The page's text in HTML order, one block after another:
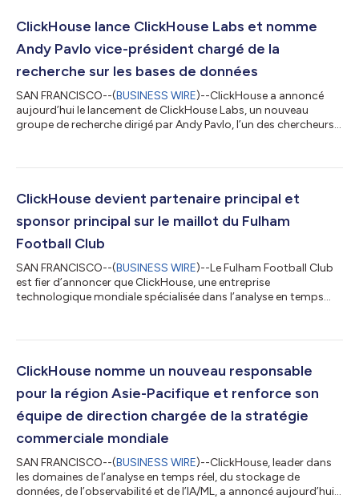
ClickHouse lance ClickHouse Labs et nomme
Andy Pavlo vice-président chargé de la
recherche sur les bases de données
SAN FRANCISCO--(BUSINESS WIRE)--ClickHouse a annoncé
aujourd’hui le lancement de ClickHouse Labs, un nouveau
groupe de recherche dirigé par Andy Pavlo, l’un des chercheurs
la recherche sur les bases de données et constituera une équipe
domaine des systèmes de gestion de bases de données. Pavlo
ClickHouse devient partenaire principal et
sponsor principal sur le maillot du Fulham
Football Club
SAN FRANCISCO--(BUSINESS WIRE)--Le Fulham Football Club
est fier d’annoncer que ClickHouse, une entreprise
technologique mondiale spécialisée dans l’analyse en temps
principal et sponsor principal sur le maillot de l’équipe première
ClickHouse occupera une place de choix sur le devant des
ClickHouse nomme un nouveau responsable
pour la région Asie-Pacifique et renforce son
équipe de direction chargée de la stratégie
commerciale mondiale
SAN FRANCISCO--(BUSINESS WIRE)--ClickHouse, leader dans
les domaines de l’analyse en temps réel, du stockage de
données, de l’observabilité et de l’IA/ML, a annoncé aujourd’hui